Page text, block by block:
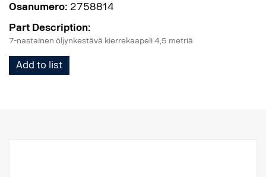
Osanumero: 2758814
Part Description:
7-nastainen öljynkestävä kierrekaapeli 4,5 metriä
Add to list